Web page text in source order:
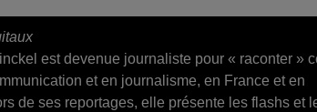
est devenue journaliste pour « raconter »
et en journalisme, en France et en
de ses reportages, elle présente les flashs et